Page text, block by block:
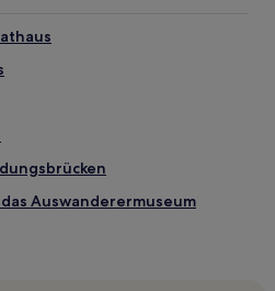
Auswanderermuseum